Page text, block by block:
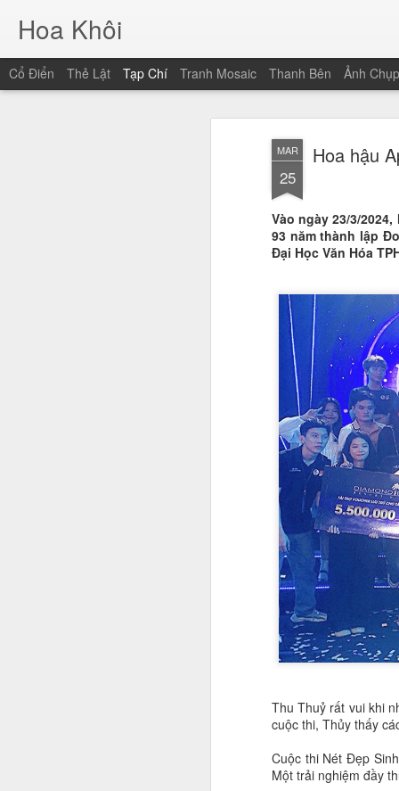
MAR
25
Hoa hậu
Vào ngày 23/3/
93 năm thành lập
Đại Học Văn Hóa
Thu Thuỷ rất vui khi
cuộc thi, Thủy thấy
Cuộc thi Nét Đẹp
Một trải nghiệm đầy
Hoa Khôi
Cổ Điển Thẻ Lật Tạp Chí Tranh Mosaic Thanh Bên Ảnh
Nhan sắc con gái Hoa
khôi bóng chuyền Kim
Ngắm nhan sắc "cực phẩm" của